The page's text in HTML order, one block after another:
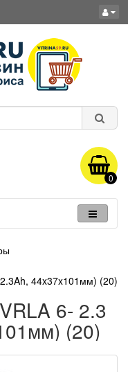
0
44x37x101мм) (20)
6- 2.3
(20)